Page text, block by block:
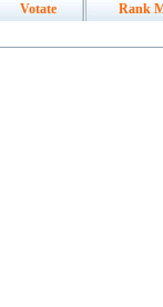
Votate
Rank